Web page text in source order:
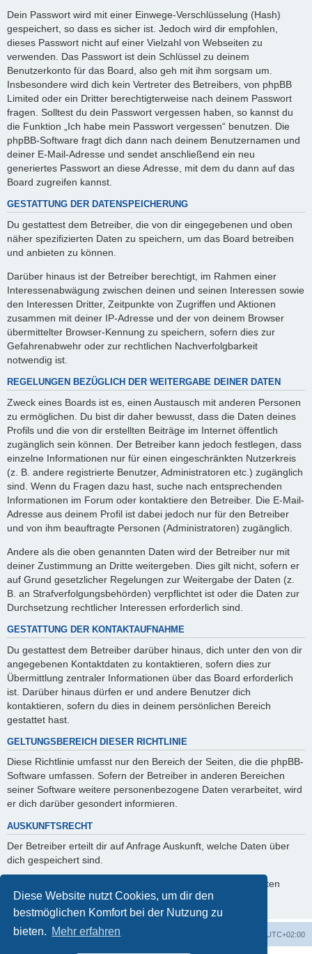
Diese Website nutzt Cookies, um dir den
bestmöglichen Komfort bei der Nutzung zu
bieten. Mehr erfahren
Dein Passwort wird mit einer Einwege-Verschlüsselung (Hash)
gespeichert, so dass es sicher ist. Jedoch wird dir empfohlen,
dieses Passwort nicht auf einer Vielzahl von Webseiten zu
verwenden. Das Passwort ist dein Schlüssel zu deinem
Benutzerkonto für das Board, also geh mit ihm sorgsam um.
Insbesondere wird dich kein Vertreter des Betreibers, von phpBB
Limited oder ein Dritter berechtigterweise nach deinem Passwort
fragen. Solltest du dein Passwort vergessen haben, so kannst du
die Funktion „Ich habe mein Passwort vergessen“ benutzen. Die
phpBB-Software fragt dich dann nach deinem Benutzernamen und
deiner E-Mail-Adresse und sendet anschließend ein neu
generiertes Passwort an diese Adresse, mit dem du dann auf das
Board zugreifen kannst.
GESTATTUNG DER DATENSPEICHERUNG
Du gestattest dem Betreiber, die von dir eingegebenen und oben
näher spezifizierten Daten zu speichern, um das Board betreiben
und anbieten zu können.
Darüber hinaus ist der Betreiber berechtigt, im Rahmen einer
Interessenabwägung zwischen deinen und seinen Interessen sowie
den Interessen Dritter, Zeitpunkte von Zugriffen und Aktionen
zusammen mit deiner IP-Adresse und der von deinem Browser
übermittelter Browser-Kennung zu speichern, sofern dies zur
Gefahrenabwehr oder zur rechtlichen Nachverfolgbarkeit
notwendig ist.
REGELUNGEN BEZÜGLICH DER WEITERGABE DEINER DATEN
Zweck eines Boards ist es, einen Austausch mit anderen Personen
zu ermöglichen. Du bist dir daher bewusst, dass die Daten deines
Profils und die von dir erstellten Beiträge im Internet öffentlich
zugänglich sein können. Der Betreiber kann jedoch festlegen, dass
einzelne Informationen nur für einen eingeschränkten Nutzerkreis
(z. B. andere registrierte Benutzer, Administratoren etc.) zugänglich
sind. Wenn du Fragen dazu hast, suche nach entsprechenden
Informationen im Forum oder kontaktiere den Betreiber. Die E-Mail-
Adresse aus deinem Profil ist dabei jedoch nur für den Betreiber
und von ihm beauftragte Personen (Administratoren) zugänglich.
Andere als die oben genannten Daten wird der Betreiber nur mit
deiner Zustimmung an Dritte weitergeben. Dies gilt nicht, sofern er
auf Grund gesetzlicher Regelungen zur Weitergabe der Daten (z.
B. an Strafverfolgungsbehörden) verpflichtet ist oder die Daten zur
Durchsetzung rechtlicher Interessen erforderlich sind.
GESTATTUNG DER KONTAKTAUFNAHME
Du gestattest dem Betreiber darüber hinaus, dich unter den von dir
angegebenen Kontaktdaten zu kontaktieren, sofern dies zur
Übermittlung zentraler Informationen über das Board erforderlich
ist. Darüber hinaus dürfen er und andere Benutzer dich
kontaktieren, sofern du dies in deinem persönlichen Bereich
gestattet hast.
GELTUNGSBEREICH DIESER RICHTLINIE
Diese Richtlinie umfasst nur den Bereich der Seiten, die die phpBB-
Software umfassen. Sofern der Betreiber in anderen Bereichen
seiner Software weitere personenbezogene Daten verarbeitet, wird
er dich darüber gesondert informieren.
AUSKUNFTSRECHT
Der Betreiber erteilt dir auf Anfrage Auskunft, welche Daten über
dich gespeichert sind.
Du kannst jederzeit die Löschung bzw. Sperrung deiner Daten
verlangen. Kontaktiere hierzu bitte den Betreiber.
Foren-Übersicht UTC+02:00